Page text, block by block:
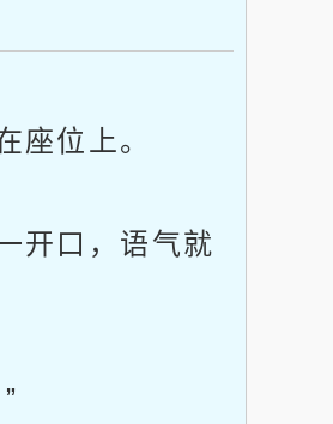
位上。
开口，语气就